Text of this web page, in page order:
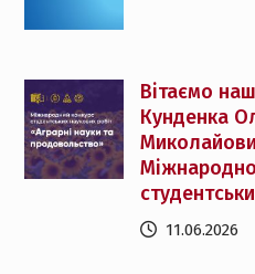
Вітаємо
Кунденка
11.06.2026